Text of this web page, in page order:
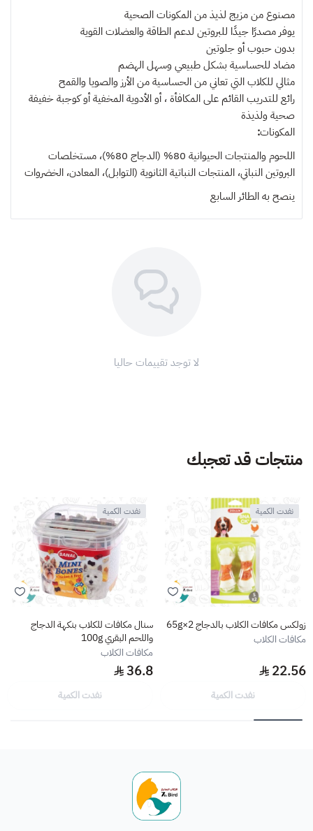
مصنوع من مزيج لذيذ من المكونات الصحية
يوفر مصدرًا جيدًا للبروتين لدعم الطاقة والعضلات القوية
بدون حبوب أو جلوتين
مضاد للحساسية بشكل طبيعي وسهل الهضم
مثالي للكلاب التي تعاني من الحساسية من الأرز والصويا والقمح
رائع للتدريب القائم على المكافأة ، أو الأدوية المخفية أو كوجبة خفيفة
صحية ولذيذة
المكونات:
اللحوم والمنتجات الحيوانية 80% (الدجاج 80%)، مستخلصات
البروتين النباتي، المنتجات النباتية الثانوية (التوابل)، المعادن، الخضروات
ينصح بهالطائر السابع
لا توجد تقييمات حاليا
منتجات قد تعجبك
نفدت الكمية
زولكس مكافات الكلاب بالدجاج 65g×2
مكافات الكلاب
22.56
نفدت الكمية
نفدت الكمية
سنال مكافات للكلاب بنكهة الدجاج
واللحم البقري 100g
مكافات الكلاب
36.8
نفدت الكمية